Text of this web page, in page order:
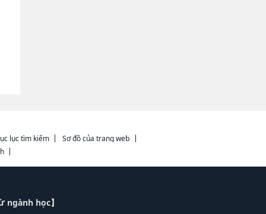
lục tìm kiếm
Sơ đồ của trang web
học】